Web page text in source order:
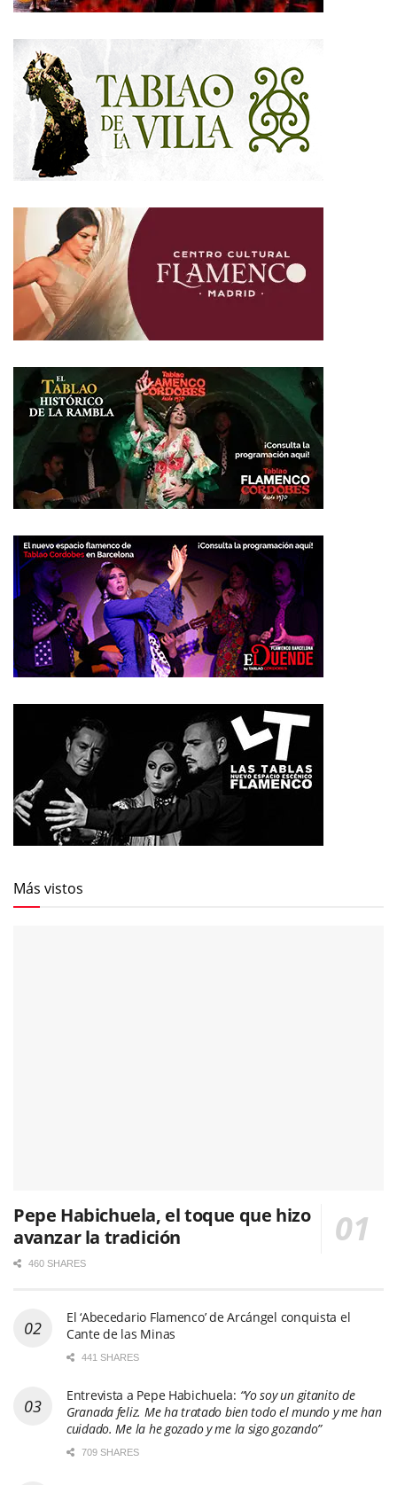
Más vistos
Pepe Habichuela, el toque que hizo
avanzar la tradición
460 SHARES
El ‘Abecedario Flamenco’ de Arcángel conquista el
Cante de las Minas
441 SHARES
Entrevista a Pepe Habichuela: “Yo soy un gitanito de
Granada feliz. Me ha tratado bien todo el mundo y me han
cuidado. Me la he gozado y me la sigo gozando”
709 SHARES